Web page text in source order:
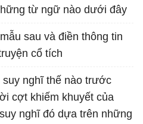
từ ngữ nào dưới đây
sau và điền thông tin
cổ tích
nghĩ thế nào trước
cợt khiếm khuyết của
nghĩ đó dựa trên những